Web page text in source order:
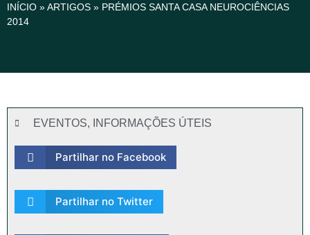
INÍCIO »ARTIGOS » PRÉMIOS SANTA CASA NEUROCIÊNCIAS
2014
EVENTOS, INFORMAÇÕES ÚTEIS
Partilhar no Facebook
Partilhar no Twitter